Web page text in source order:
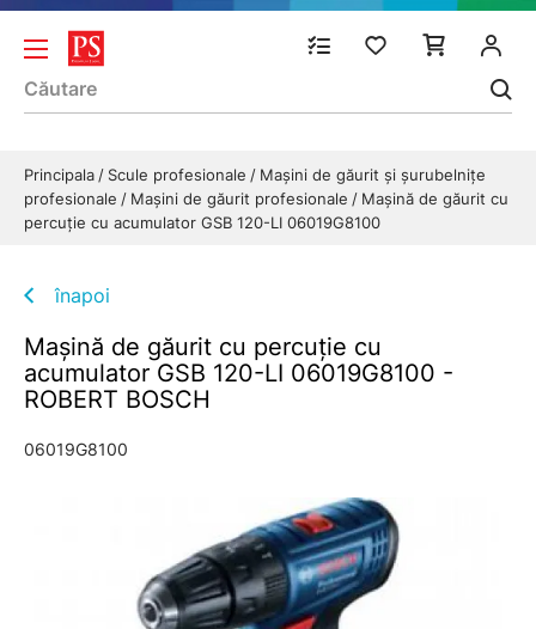
Principala Scule profesionale
Mașini de găurit și șurubelnițe
profesionale
Maşini de găurit profesionale
Maşină de găurit cu
percuţie cu acumulator GSB 120-LI 06019G8100
înapoi
Maşină de găurit cu percuţie cu
acumulator GSB 120-LI 06019G8100 -
ROBERT BOSCH
06019G8100